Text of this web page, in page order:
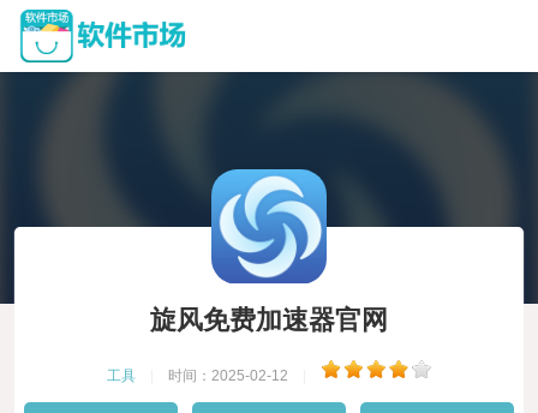
旋风免费加速器官网
工具 时间：2025-02-12